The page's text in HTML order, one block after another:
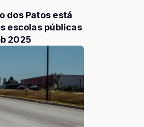
dos Patos está
escolas públicas
2025